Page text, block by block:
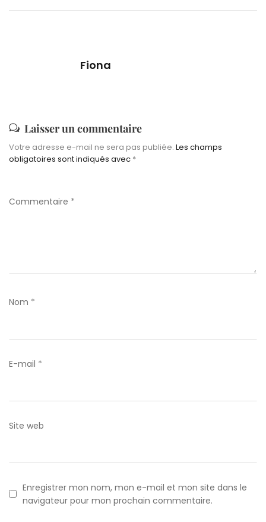
Fiona
Laisser un commentaire
Votre adresse e-mail ne sera pas publiée. Les champs
obligatoires sont indiqués avec *
Commentaire *
Nom *
E-mail *
Site web
Enregistrer mon nom, mon e-mail et mon site dans le
navigateur pour mon prochain commentaire.